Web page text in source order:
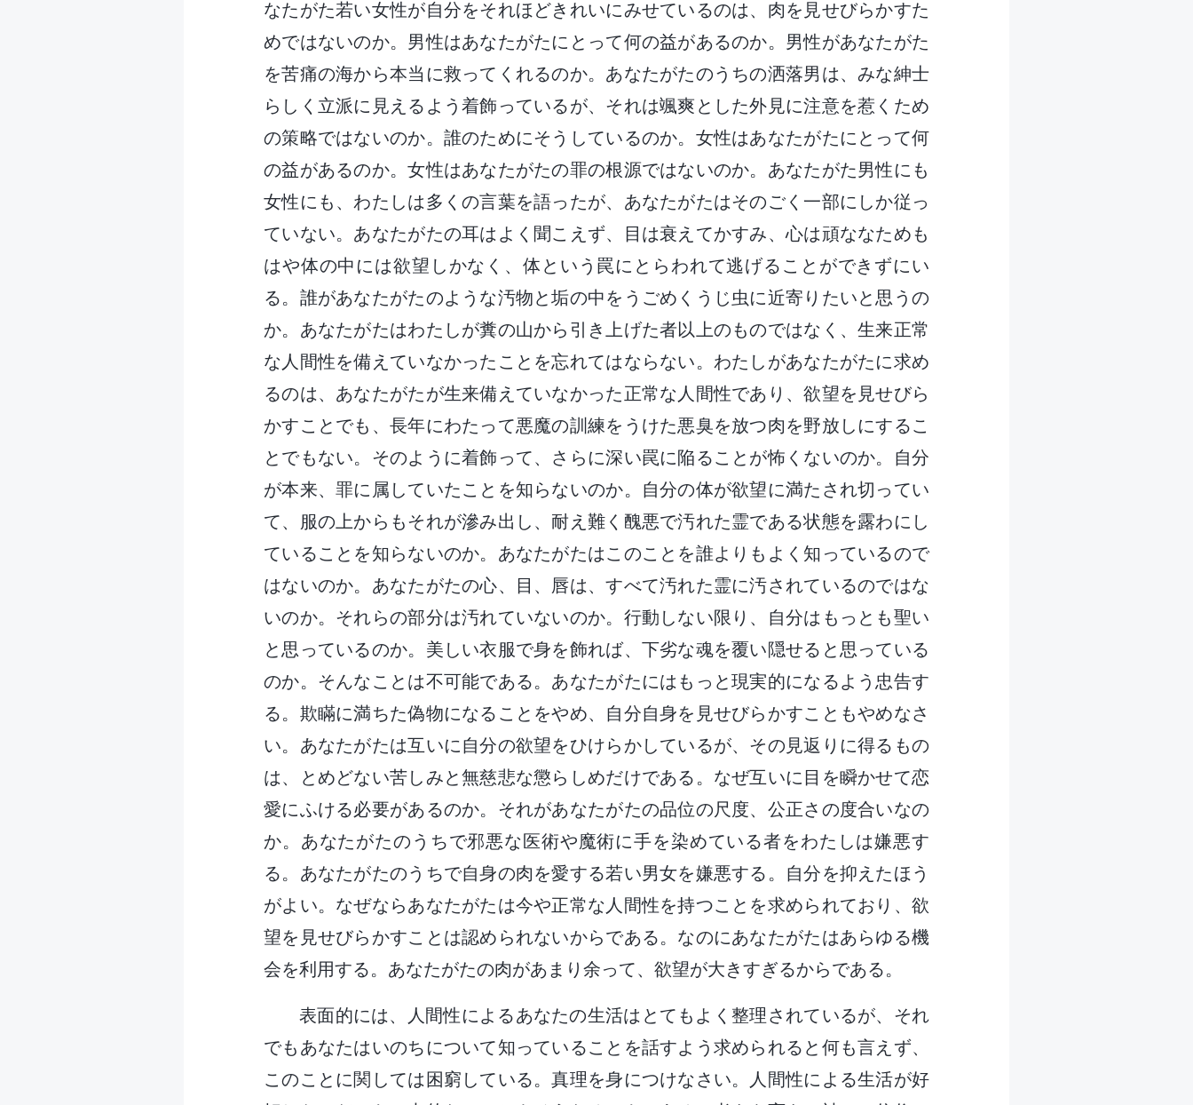
なたがた若い女性が自分をそれほどきれいにみせているのは、肉を見せびらかすた
めではないのか。男性はあなたがたにとって何の益があるのか。男性があなたがた
を苦痛の海から本当に救ってくれるのか。あなたがたのうちの洒落男は、みな紳士
らしく立派に見えるよう着飾っているが、それは颯爽とした外見に注意を惹くため
の策略ではないのか。誰のためにそうしているのか。女性はあなたがたにとって何
の益があるのか。女性はあなたがたの罪の根源ではないのか。あなたがた男性にも
女性にも、わたしは多くの言葉を語ったが、あなたがたはそのごく一部にしか従っ
ていない。あなたがたの耳はよく聞こえず、目は衰えてかすみ、心は頑ななためも
はや体の中には欲望しかなく、体という罠にとらわれて逃げることができずにい
る。誰があなたがたのような汚物と垢の中をうごめくうじ虫に近寄りたいと思うの
か。あなたがたはわたしが糞の山から引き上げた者以上のものではなく、生来正常
な人間性を備えていなかったことを忘れてはならない。わたしがあなたがたに求め
るのは、あなたがたが生来備えていなかった正常な人間性であり、欲望を見せびら
かすことでも、長年にわたって悪魔の訓練をうけた悪臭を放つ肉を野放しにするこ
とでもない。そのように着飾って、さらに深い罠に陥ることが怖くないのか。自分
が本来、罪に属していたことを知らないのか。自分の体が欲望に満たされ切ってい
て、服の上からもそれが滲み出し、耐え難く醜悪で汚れた霊である状態を露わにし
ていることを知らないのか。あなたがたはこのことを誰よりもよく知っているので
はないのか。あなたがたの心、目、唇は、すべて汚れた霊に汚されているのではな
いのか。それらの部分は汚れていないのか。行動しない限り、自分はもっとも聖い
と思っているのか。美しい衣服で身を飾れば、下劣な魂を覆い隠せると思っている
のか。そんなことは不可能である。あなたがたにはもっと現実的になるよう忠告す
る。欺瞞に満ちた偽物になることをやめ、自分自身を見せびらかすこともやめなさ
い。あなたがたは互いに自分の欲望をひけらかしているが、その見返りに得るもの
は、とめどない苦しみと無慈悲な懲らしめだけである。なぜ互いに目を瞬かせて恋
愛にふける必要があるのか。それがあなたがたの品位の尺度、公正さの度合いなの
か。あなたがたのうちで邪悪な医術や魔術に手を染めている者をわたしは嫌悪す
る。あなたがたのうちで自身の肉を愛する若い男女を嫌悪する。自分を抑えたほう
がよい。なぜならあなたがたは今や正常な人間性を持つことを求められており、欲
望を見せびらかすことは認められないからである。なのにあなたがたはあらゆる機
会を利用する。あなたがたの肉があまり余って、欲望が大きすぎるからである。
表面的には、人間性によるあなたの生活はとてもよく整理されているが、それ
でもあなたはいのちについて知っていることを話すよう求められると何も言えず、
このことに関しては困窮している。真理を身につけなさい。人間性による生活が好